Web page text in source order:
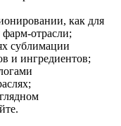
как для
отрасли;
сублимации
и ингредиентов;